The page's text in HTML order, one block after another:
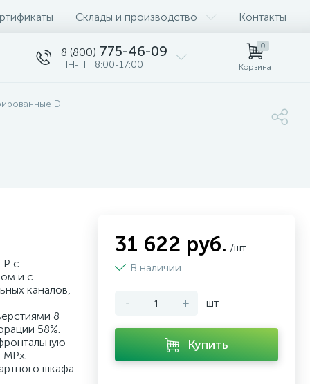
Склады и производство Контакты
8 (800) 775-46-09
ПН-ПТ 8:00-17:00
0
Корзина
D
с
и с
каналов,
8
58%.
шкафа
31 622 руб. /шт
В наличии
- + шт
Купить